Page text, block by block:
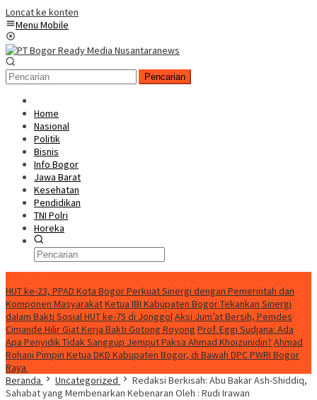
Loncat ke konten
Menu Mobile
Pencarian
Home
Nasional
Politik
Bisnis
Info Bogor
Jawa Barat
Kesehatan
Pendidikan
TNI Polri
Horeka
HUT ke-23, PPAD Kota Bogor Perkuat Sinergi dengan Pemerintah dan
Komponen MasyarakatKetua IBI Kabupaten Bogor Tekankan Sinergi
dalam Bakti Sosial HUT ke-75 di JonggolAksi Jum’at Bersih, Pemdes
Cimande Hilir Giat Kerja Bakti Gotong Royong Prof. Eggi Sudjana: Ada
Apa Penyidik Tidak Sanggup Jemput Paksa Ahmad Khoizunidin? Ahmad
Rohani Pimpin Ketua DKD Kabupaten Bogor, di Bawah DPC PWRI Bogor
Raya
Beranda
Uncategorized
Redaksi Berkisah: Abu Bakar Ash-Shiddiq,
Sahabat yang Membenarkan Kebenaran Oleh : Rudi Irawan